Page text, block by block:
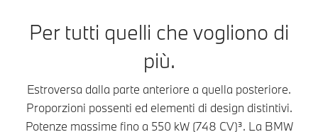
Per tutti quelli che vogliono di
più.
Estroversa dalla parte anteriore a quella posteriore.
Proporzioni possenti ed elementi di design distintivi.
Potenze massime fino a 550 kW (748 CV)³. La BMW